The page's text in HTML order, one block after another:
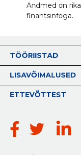
Andmed on
finantsinfoga.
TÖÖRIISTAD
LISAVÕIMALUSED
ETTEVÕTTEST